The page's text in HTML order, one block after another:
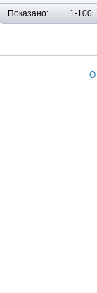
Показано: 1-100
О